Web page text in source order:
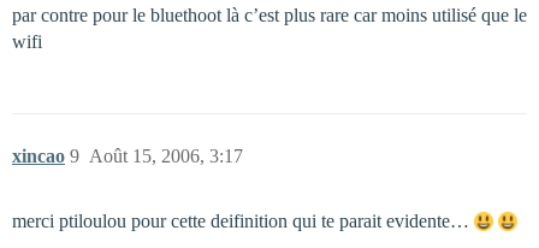
par contre pour le bluethoot là c’est plus rare car moins utilisé que le
wifi
xincao Août 15, 2006, 3:17
9
merci ptiloulou pour cette deifinition qui te parait evidente…